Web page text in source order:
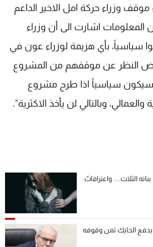
وزراء حركة امل الاخير الداعم
المعلومات اشارت الى أن وزراء
سياسياً، بأي هزيمة لوزراء عون في
النظر عن موقفهم من المشروع
سيكون سياسياً اذا طرح مشروع
والعمالي، وبالتالي لن يأخذ الاكثرية".
الثلاث… واعترافاتٌ
الحايك ثمن وقوفه